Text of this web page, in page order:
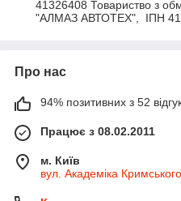
41326408 Товариство з
"АЛМАЗ АВТОТЕХ",  ІПН
Про нас
94% позитивних з 52
Працює з 08.02.2011
м. Київ
вул. Академіка